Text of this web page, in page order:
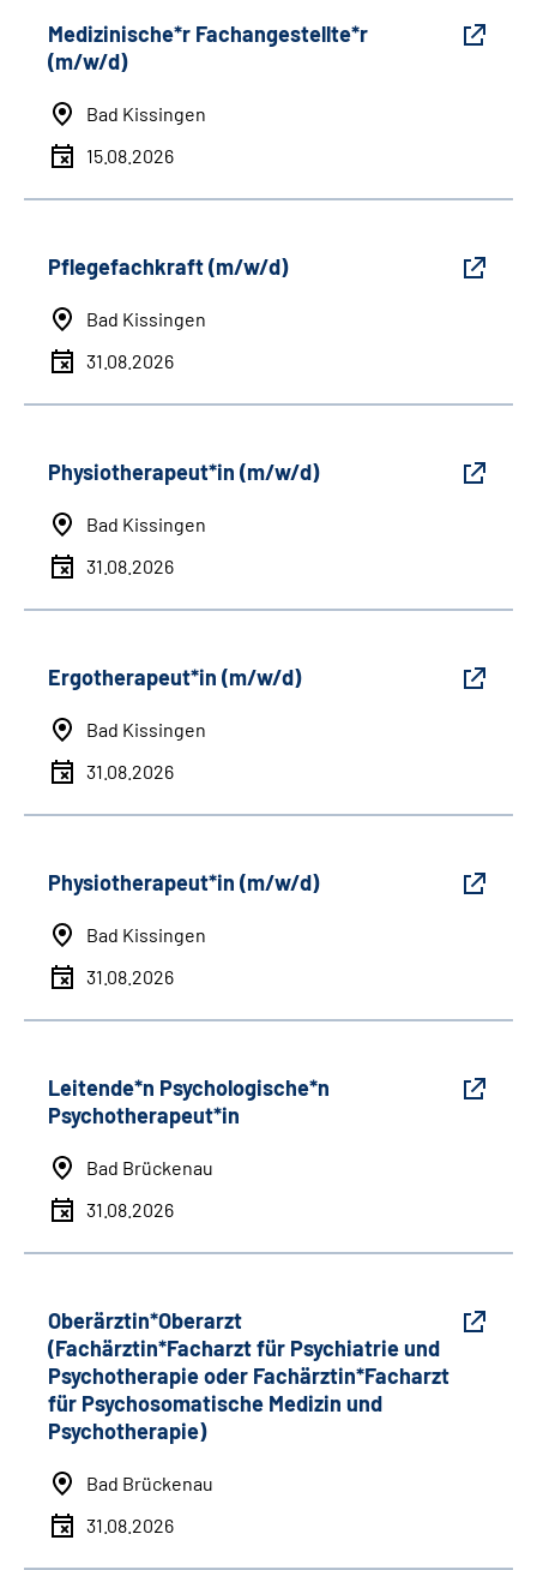
Medizinische*r Fachangestellte*r
(m/w/d)
Bad Kissingen
15.08.2026
Pflegefachkraft (m/w/d)
Bad Kissingen
31.08.2026
Physiotherapeut*in (m/w/d)
Bad Kissingen
31.08.2026
Ergotherapeut*in (m/w/d)
Bad Kissingen
31.08.2026
Physiotherapeut*in (m/w/d)
Bad Kissingen
31.08.2026
Leitende*n Psychologische*n
Psychotherapeut*in
Bad Brückenau
31.08.2026
Oberärztin*Oberarzt
(Fachärztin*Facharzt für Psychiatrie und
Psychotherapie oder Fachärztin*Facharzt
für Psychosomatische Medizin und
Psychotherapie)
Bad Brückenau
31.08.2026